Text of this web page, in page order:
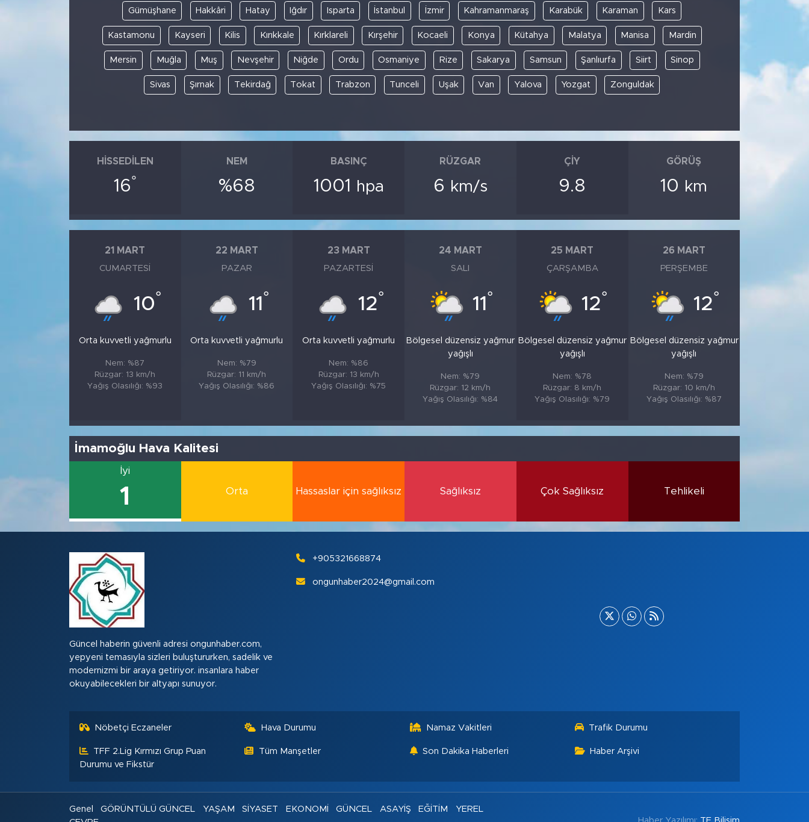
Gümüşhane Hakkâri Hatay Iğdır Isparta İstanbul İzmir Kahramanmaraş Karabük Karaman Kars
Kastamonu Kayseri Kilis Kırıkkale Kırklareli Kırşehir Kocaeli Konya Kütahya Malatya Manisa Mardin
Mersin Muğla Muş Nevşehir Niğde Ordu Osmaniye Rize Sakarya Samsun Şanlıurfa Siirt Sinop
Sivas Şırnak Tekirdağ Tokat Trabzon Tunceli Uşak Van Yalova Yozgat Zonguldak
HISSEDILEN
16°
NEM
%68
BASINÇ
1001 hpa
RÜZGAR
6 km/s
ÇIY
9.8
GÖRÜŞ
10 km
21 MART
CUMARTESI
10°
Orta kuvvetli yağmurlu
Nem: %87
Rüzgar: 13 km/h
Yağış Olasılığı: %93
22 MART
PAZAR
11 °
Orta kuvvetli yağmurlu
Nem: %79
Rüzgar: 11 km/h
Yağış Olasılığı: %86
23 MART
PAZARTESI
12°
Orta kuvvetli yağmurlu
Nem: %86
Rüzgar: 13 km/h
Yağış Olasılığı: %75
24 MART
SALI
11 °
Bölgesel düzensiz yağmur
yağışlı
Nem: %79
Rüzgar: 12 km/h
Yağış Olasılığı: %84
25 MART
ÇARŞAMBA
12°
Bölgesel düzensiz yağmur
yağışlı
Nem: %78
Rüzgar: 8 km/h
Yağış Olasılığı: %79
26 MART
PERŞEMBE
12°
Bölgesel düzensiz yağmur
yağışlı
Nem: %79
Rüzgar: 10 km/h
Yağış Olasılığı: %87
İmamoğlu Hava Kalitesi
İyi
1 Orta Hassaslar için sağlıksız Sağlıksız Çok Sağlıksız Tehlikeli
Güncel haberin güvenli adresi ongunhaber.com,
yepyeni temasıyla sizleri buluştururken, sadelik ve
modernizmi bir araya getiriyor. insanlara haber
okuyabilecekleri bir altyapı sunuyor.
+905321668874
ongunhaber2024@gmail.com
Nöbetçi Eczaneler Hava Durumu Namaz Vakitleri Trafik Durumu
TFF 2.Lig Kırmızı Grup Puan
Durumu ve Fikstür
Tüm Manşetler Son Dakika Haberleri Haber Arşivi
Genel GÖRÜNTÜLÜ GÜNCEL YAŞAM SİYASET EKONOMİ GÜNCEL ASAYİŞ EĞİTİM
YEREL